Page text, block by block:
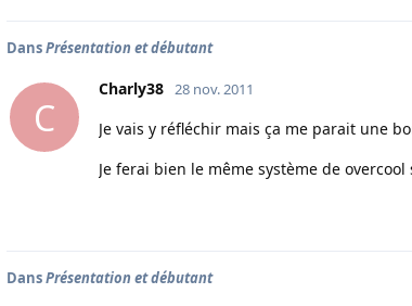
DansPrésentation et débutant
C
Charly38 28 nov. 2011
Je vais y réfléchir mais ça me parait une
Je ferai bien le même système de overcool
DansPrésentation et débutant